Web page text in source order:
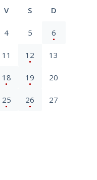
V S D
4 5 6
11 12 13
18 19 20
25 26 27